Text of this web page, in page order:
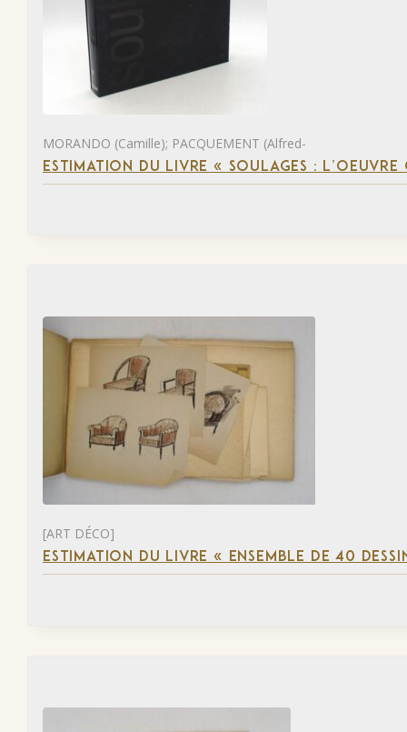
MORANDO (Camille); PACQUEMENT (Alfred-
ESTIMATION DU LIVRE « SOULAGES :
[ART DÉCO]
ESTIMATION DU LIVRE « ENSEMBLE DE 40